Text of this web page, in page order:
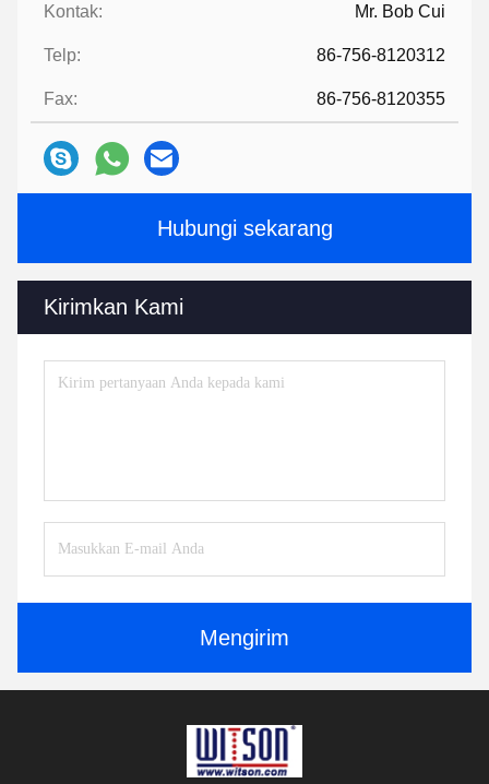
Kontak: Mr. Bob Cui
Telp: 86-756-8120312
Fax: 86-756-8120355
Hubungi sekarang
Kirimkan Kami
Mengirim